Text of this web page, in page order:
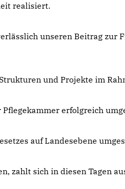
realisiert.
unseren Beitrag zur
und Projekte im
erfolgreich
auf Landesebene
zahlt sich in diesen Tagen